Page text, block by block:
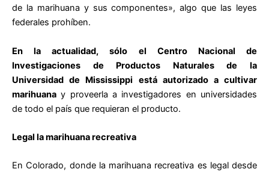
de la marihuana y sus componentes», algo que las leyes
federales prohíben.
En la actualidad, sólo el Centro Nacional de
Investigaciones de Productos Naturales de la
Universidad de Mississippi está autorizado a cultivar
marihuana y proveerla a investigadores en universidades
de todo el país que requieran el producto.
Legal la marihuana recreativa
En Colorado, donde la marihuana recreativa es legal desde